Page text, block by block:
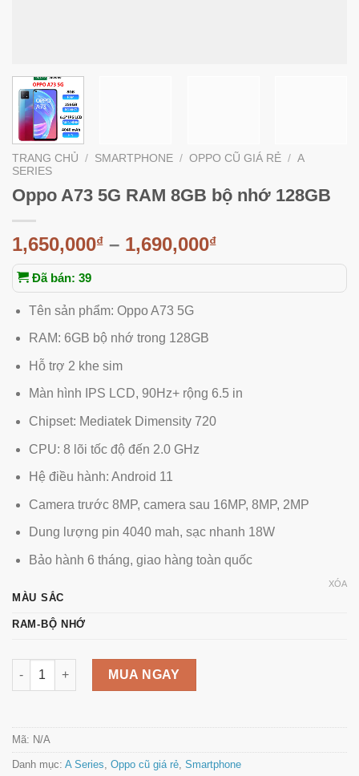
TRANG CHỦ / SMARTPHONE / OPPO CŨ GIÁ RẺ / A
SERIES
Oppo A73 5G RAM 8GB bộ nhớ 128GB
1,650,000₫ – 1,690,000₫
Đã bán: 39
Tên sản phẩm: Oppo A73 5G
RAM: 6GB bộ nhớ trong 128GB
Hỗ trợ 2 khe sim
Màn hình IPS LCD, 90Hz+ rộng 6.5 in
Chipset: Mediatek Dimensity 720
CPU: 8 lõi tốc độ đến 2.0 GHz
Hệ điều hành: Android 11
Camera trước 8MP, camera sau 16MP, 8MP, 2MP
Dung lượng pin 4040 mah, sạc nhanh 18W
Bảo hành 6 tháng, giao hàng toàn quốc
MÀU SẮC
RAM-BỘ NHỚ
XÓA
Oppo A73 5G RAM 8GB bộ nhớ 128GB số lượng
MUA NGAY
Mã: N/A
Danh mục: A Series Oppo cũ giá rẻ Smartphone